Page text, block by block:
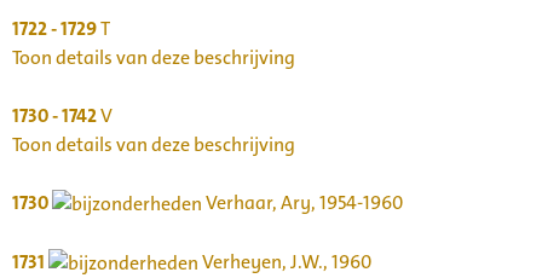
1722 - 1729T
Toon details van deze beschrijving
1730 - 1742V
Toon details van deze beschrijving
1730 Verhaar, Ary, 1954-1960
1731 Verheyen, J.W., 1960